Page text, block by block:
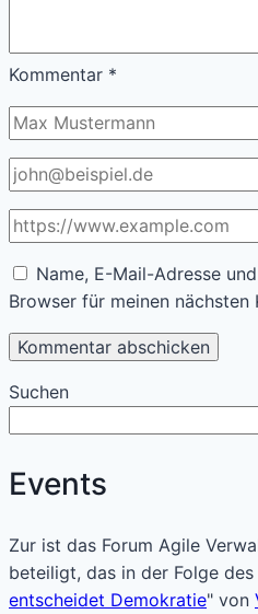
Kommentar *
Name, E-Mail-Adresse
Browser für meinen nächsten
Suchen
Events
Zur ist das Forum Agile
beteiligt, das in der Folge
entscheidet Demokratie" von